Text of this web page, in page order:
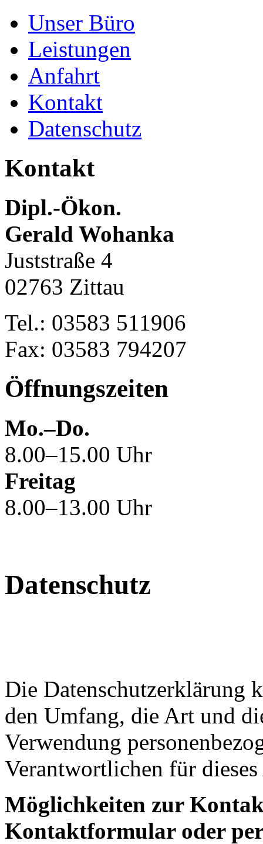
Unser Büro
Leistungen
Anfahrt
Kontakt
Datenschutz
Kontakt
Dipl.-Ökon.
Gerald Wohanka
Juststraße 4
02763 Zittau
Tel.: 03583 511906
Fax: 03583 794207
Öffnungszeiten
Mo.–Do.
8.00–15.00 Uhr
Freitag
8.00–13.00 Uhr
Datenschutz
Die Datenschutzerklärung
den Umfang, die Art und
Verwendung
Verantwortlichen für
Möglichkeiten zur
Kontaktformular oder